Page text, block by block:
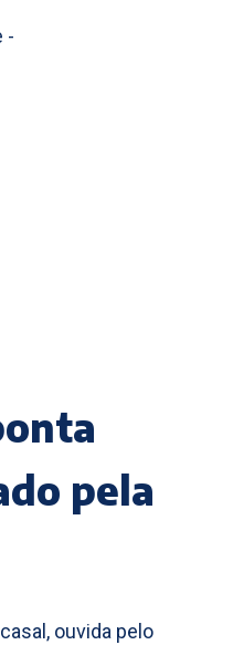
-
pela
ouvida pelo